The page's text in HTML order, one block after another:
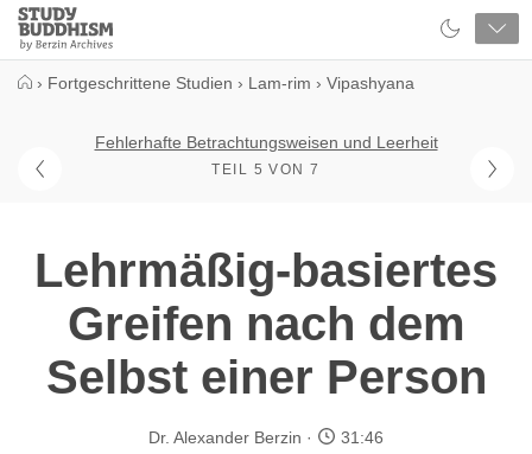
Close
Study
Buddhism
› Fortgeschrittene Studien › Lam-rim › Vipashyana
Fehlerhafte Betrachtungsweisen und Leerheit
TEIL 5 VON 7
Lehrmäßig-basiertes
Greifen nach dem
Selbst einer Person
Dr. Alexander Berzin 31:46